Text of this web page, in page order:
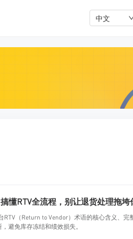
中文
懂RTV全流程，别让退货处理拖垮
RTV（Return to Vendor）术语的核心含义、
避免库存冻结和绩效损失。